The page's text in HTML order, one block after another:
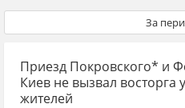
За
Приезд Покровского* и
Киев не вызвал восторга
жителей